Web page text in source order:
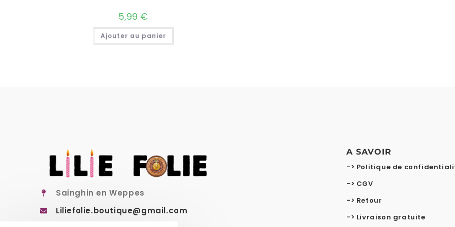
5,99 €
Ajouter au panier
Sainghin en Weppes
Liliefolie.boutique@gmail.com
A SAVOIR
-> Politique de
-> CGV
-> Retour
-> Livraison gratuite